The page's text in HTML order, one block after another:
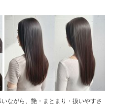
ながら、艶・まとまり・扱いやすさ